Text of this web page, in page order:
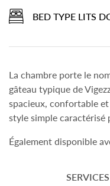
BED TYPE LITS
La chambre porte le
gâteau typique de
spacieux, confortable
style simple caractérisé
Également disponible